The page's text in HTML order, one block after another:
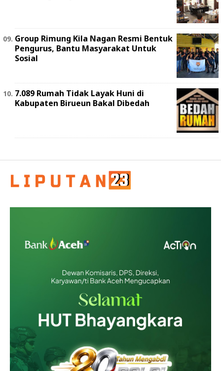
Group Rimung Kila Nagan Resmi Bentuk
Pengurus, Bantu Masyarakat Untuk
Sosial
7.089 Rumah Tidak Layak Huni di
Kabupaten Birueun Bakal Dibedah